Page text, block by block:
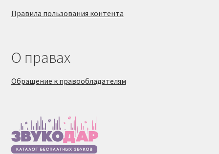
Правила пользования контента
О правах
Обращение к правообладателям